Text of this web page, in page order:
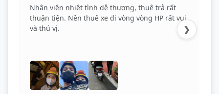
Nhân viên nhiệt tình dễ thương, thuê trả rất
thuận tiện. Nên thuê xe đi vòng vòng HP rất vui
và thú vị.
❯